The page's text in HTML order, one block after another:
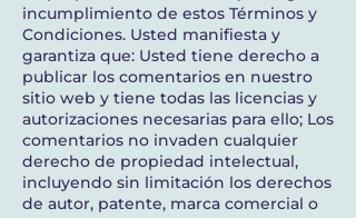
incumplimiento de estos Términos y
Condiciones. Usted maniﬁesta y
garantiza que: Usted tiene derecho a
publicar los comentarios en nuestro
sitio web y tiene todas las licencias y
autorizaciones necesarias para ello; Los
comentarios no invaden cualquier
derecho de propiedad intelectual,
incluyendo sin limitación los derechos
de autor, patente, marca comercial o